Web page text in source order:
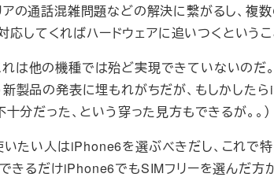
の通話混雑問題などの解決に繋がるし、複数
応してくればハードウェアに追いつくというこ
は他の機種では殆ど実現できていないのだ。
品の発表に埋もれがちだが、もしかした
だった、という穿った見方もできるが。。）
たい人はiPhone6を選ぶべきだし、これで
きるだけiPhone6でもSIMフリーを選んだ方